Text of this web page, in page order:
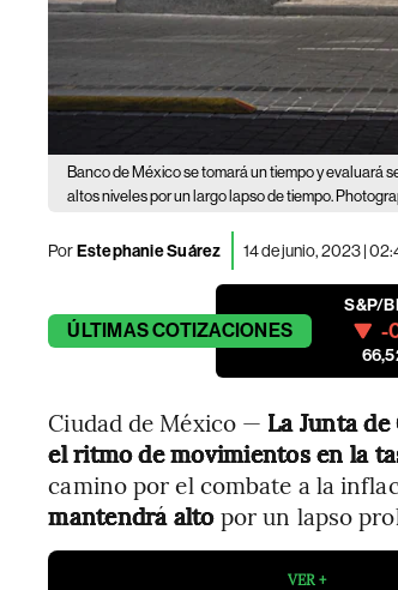
Banco de México se tomará un tiempo y evaluará
altos niveles por un largo lapso de tiempo.
PorEstephanie Suárez 14 de junio, 2023 |
ÚLTIMASCOTIZACIONES
S&P/
-
Ciudad de México — La Junta
el ritmo de movimientos en la
camino por el combate a la
mantendrá altopor un lapso
VER +